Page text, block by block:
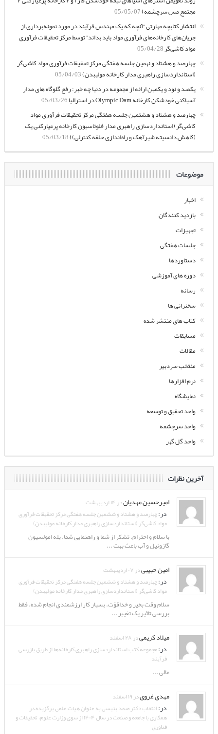
مجتمع مس سرچشمه)05/05/07
انتشار کتابچه مهارتی “آنچه که یک مهندس فرآیند در مورد نمونه‌برداری از
جریان‌های کارخانه‌های فرآوری مواد باید بداند” توسط مرکز تحقیقات فرآوری
مواد کاشی‌گر05/04/28
چهارصد و هشتاد و نهمین جلسه هفتگی مرکز تحقیقات فرآوری مواد کاشی‌گر
(استانداردسازی راهبری مدار کارخانه مولیبدن)05/04/03
یکصد و نود و یکمین ارائه از مجموعه در دنیا چه خبر: رفع گلوگاه های مدار
آسیاکنی خودشکن کارخانه Olympic Dam در استرالیا
05/03/26
چهارصد و هشتاد و هشتمین جلسه هفتگی مرکز تحقیقات فرآوری مواد
کاشی‌گر (استانداردسازی راهبری مدار فلوتاسیون کارخانه پرعیارکنی یک
(کاهش دانسیته شیرآهک و راه‌اندازی حلقه کنترلی))05/03/18
موضوعات
اخبار
بازدید کنندگان
تجهیزات
جلسات هفتگی
دستاوردها
دوره های آموزشی
رسانه
سخنرانی ها
کتاب های منتشر شده
مسابقات
مقالات
منتخب سردبیر
نرم افزارها
نمایشگاه
واحد تحقیق و توسعه
واحد سرچشمه
واحد گل گهر
آخرین نظرات
امیرحسین مهدیاندر ۱۴ اردیبهشت
در:چهارصد و هشتاد و ششمین جلسه هفتگی مرکز تحقیقات فرآوری
مواد کاشی‌گر (استانداردسازی راهبری مدار کارخانه مولیبدن)
با سلام و احترام. تشکر از شما و راهنمایی شما. بله امولسیون
گازوئیل و آب باعث بهت ...
امین حبیبیدر ۰۷ اردیبهشت
در:چهارصد و هشتاد و ششمین جلسه هفتگی مرکز تحقیقات فرآوری
مواد کاشی‌گر (استانداردسازی راهبری مدار کارخانه مولیبدن)
سلام وقت بخیر و خداقوّت. بسیار کار ارزشمندی انجام شده. فقط
بررسی تاثیر یک تغییر ...
میلاد کریمیدر ۲۸ اسفند
در:مجموعه کتب استانداردسازی راهبری کارخانه‌ها از طریق بازرسی
فرآیند
عالی ...
مهدی غرویدر ۱۹ اسفند
در:انتخاب دکتر صمد بنیسی به عنوان هیات علمی برگزیده در
همکاری با جامعه و صنعت در سال ۱۴۰۴ از سوی وزارت علوم، تحقیقات و
فناوری